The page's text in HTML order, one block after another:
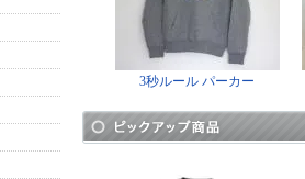
3秒ルール パーカー